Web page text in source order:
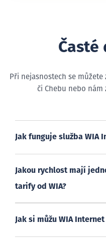
Časté
Při nejasnostech se
či Chebu nebo nám
Jak funguje služba WIA
Jakou rychlost mají
tarify od WIA?
Jak si můžu WIA